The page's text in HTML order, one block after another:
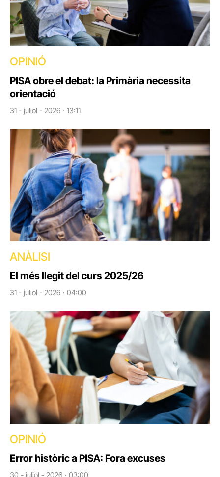
OPINIÓ
PISA obre el debat: la Primària necessita
orientació
31 - juliol - 2026 · 13:11
ANÀLISI
El més llegit del curs 2025/26
31 - juliol - 2026 · 04:00
OPINIÓ
Error històric a PISA: Fora excuses
30 - juliol - 2026 · 03:00